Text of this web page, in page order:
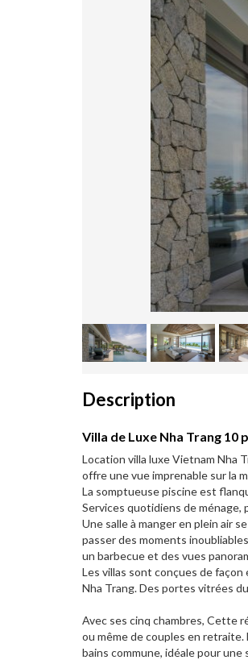
Description
Villa de Luxe Nha Trang 10
Location villa luxe Vietnam Nha
offre une vue imprenable sur la
La somptueuse piscine est
Services quotidiens de
Une salle à manger en plein air
passer des moments
un barbecue et des vues
Les villas sont conçues de
Nha Trang. Des portes vitrées
Avec ses cinq chambres, Cette
ou même de couples en
bains commune, idéale pour